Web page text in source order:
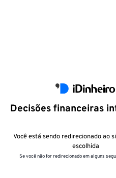
Decisões financeiras
Você está sendo redirecionado ao
escolhida
Se você não for redirecionado em alguns